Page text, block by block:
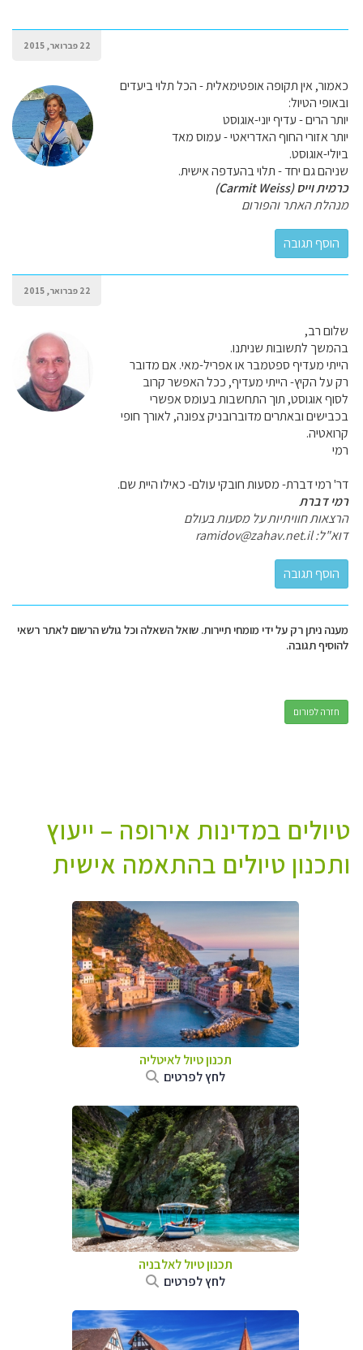
22 פברואר, 2015
כאמור, אין תקופה אופטימאלית - הכל תלוי ביעדים
ובאופי הטיול:
יותר הרים - עדיף יוני-אוגוסט
יותר אזורי החוף האדריאטי - עמוס מאד
ביולי-אוגוסט.
שניהם גם יחד - תלוי בהעדפה אישית.
כרמית וייס (Carmit Weiss)
מנהלת האתר והפורום
22 פברואר, 2015
שלום רב,
בהמשך לתשובות שניתנו.
הייתי מעדיף ספטמבר או אפריל-מאי. אם מדובר
רק על הקיץ- הייתי מעדיף, ככל האפשר קרוב
לסוף אוגוסט, תוך התחשבות בעומס אפשרי
בכבישים ובאתרים מדוברובניק צפונה, לאורך חופי
קרואטיה.
רמי
דר' רמי דברת- מסעות חובקי עולם- כאילו היית שם.
רמי דברת
הרצאות חוויתיות על מסעות בעולם
דוא"ל: ramidov@zahav.net.il
מענה ניתן רק על ידי מומחי תיירות. שואל השאלה וכל גולש הרשום לאתר רשאי
להוסיף תגובה.
חזרה לפורום
טיולים במדינות אירופה – ייעוץ
ותכנון טיולים בהתאמה אישית
תכנון טיול לאיטליה
לחץ לפרטים
תכנון טיול לאלבניה
לחץ לפרטים